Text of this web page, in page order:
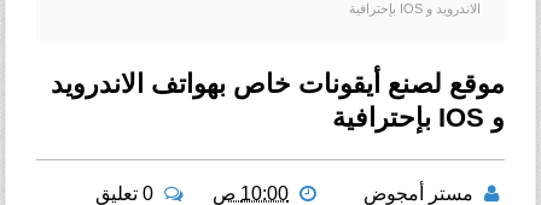
الاندرويد و IOS بإحترافية
موقع لصنع أيقونات خاص بهواتف الاندرويد
و IOS بإحترافية
مستر أمجوض 10:00 ص